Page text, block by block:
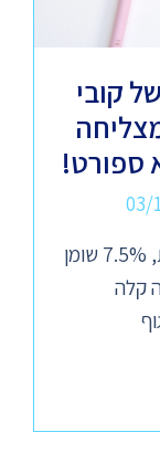
קובי
ספורט!
03/
השינוי המדהים של מיטל: 9 ק"ג פחות, 7.5% שומן
קלה